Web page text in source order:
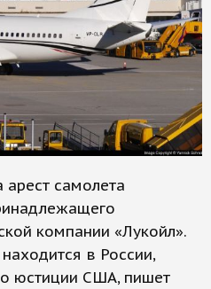
самолета
компании «Лукойл».
в России,
юстиции США, пишет